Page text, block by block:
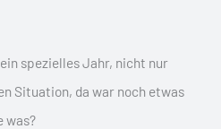
spezielles Jahr, nicht nur
Situation, da war noch etwas
was?